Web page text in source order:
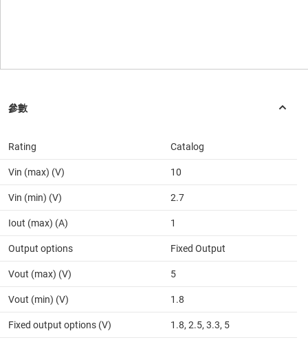
Rating Catalog
Vin (max) (V) 10
Vin (min) (V) 2.7
Iout (max) (A) 1
Output options Fixed Output
Vout (max) (V) 5
Vout (min) (V) 1.8
Fixed output options (V) 1.8, 2.5, 3.3, 5